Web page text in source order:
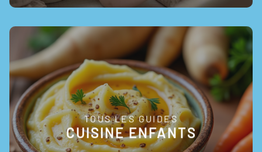
TOUS LES GUIDES
CUISINE ENFANTS
EN SAVOIR +